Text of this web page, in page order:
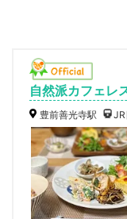
自然派カフェレ
豊前善光寺駅 JR